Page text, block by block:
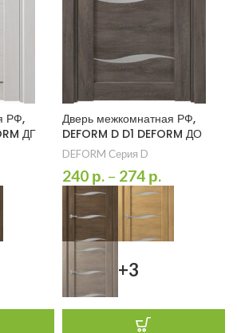
РФ,
ДГ
Дверь межкомнатная РФ,
DEFORM D D1 DEFORM ДО
DEFORM Серия D
240 р. – 274 р.
+3